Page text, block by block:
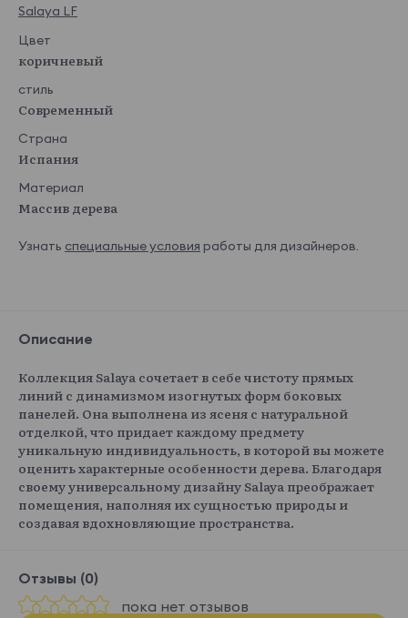
Salaya LF
Цвет
коричневый
стиль
Современный
Страна
Испания
Материал
Массив дерева
Узнать специальные условия работы для дизайнеров.
Описание
Коллекция Salaya сочетает в себе чистоту прямых
линий с динамизмом изогнутых форм боковых
панелей. Она выполнена из ясеня с натуральной
отделкой, что придает каждому предмету
уникальную индивидуальность, в которой вы можете
оценить характерные особенности дерева. Благодаря
своему универсальному дизайну Salaya преображает
помещения, наполняя их сущностью природы и
создавая вдохновляющие пространства.
Отзывы (0)
пока нет отзывов